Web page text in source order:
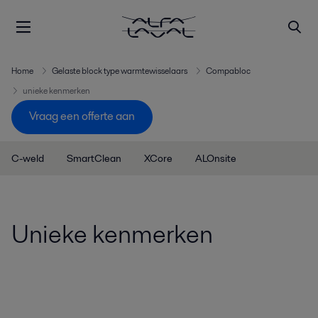
Home Gelaste block type warmtewisselaars
Compabloc
unieke kenmerken
Vraag een offerte aan
C-weld SmartClean XCore ALOnsite
Unieke kenmerken